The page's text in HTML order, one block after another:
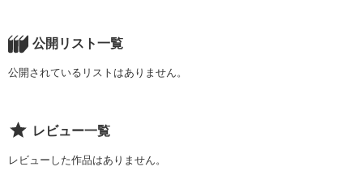
公開リスト一覧
公開されているリストはありません。
レビュー一覧
レビューした作品はありません。